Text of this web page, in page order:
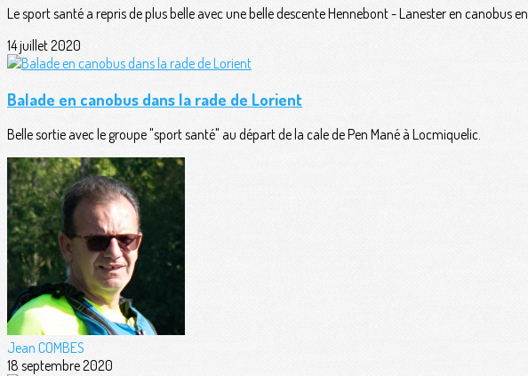
Le sport santé a repris de plus belle avec une belle descente Hennebont - Lanester en canobus en...
14 juillet 2020
Balade en canobus dans la rade de Lorient
Belle sortie avec le groupe "sport santé" au départ de la cale de Pen Mané à Locmiquelic.
Jean COMBES
18 septembre 2020